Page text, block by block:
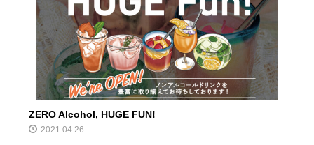
ZERO Alcohol, HUGE FUN!
2021.04.26